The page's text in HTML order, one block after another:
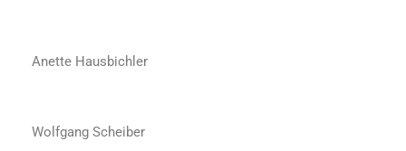
Anette Hausbichler
Wolfgang Scheiber